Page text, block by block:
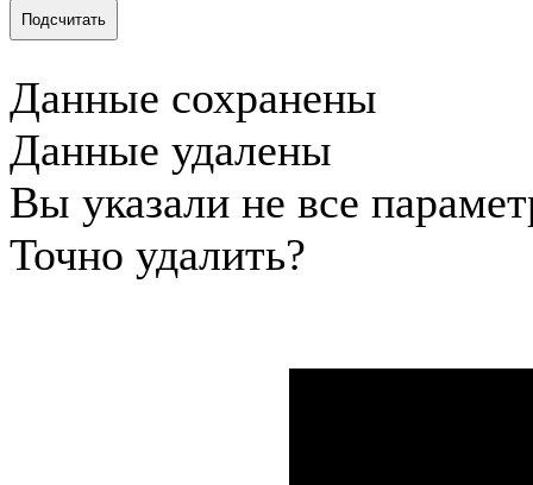
Подсчитать
Данные сохранены
Данные удалены
Вы указали не все
Точно удалить?